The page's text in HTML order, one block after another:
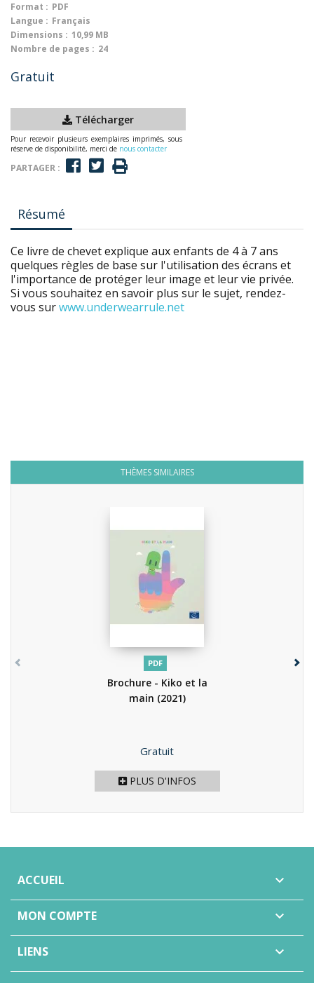
Format : PDF
Langue : Français
Dimensions : 10,99 MB
Nombre de pages : 24
Gratuit
Télécharger
Pour recevoir plusieurs exemplaires imprimés, sous
réserve de disponibilité, merci de nous contacter
PARTAGER :
Résumé
Ce livre de chevet explique aux enfants de 4 à 7 ans
quelques règles de base sur l'utilisation des écrans et
l'importance de protéger leur image et leur vie privée.
Si vous souhaitez en savoir plus sur le sujet, rendez-
vous surwww.underwearrule.net
THÈMES SIMILAIRES
PDF
Brochure - Kiko et la
main (2021)
Prix
Gratuit
PLUS D'INFOS
ACCUEIL 
MON COMPTE 
LIENS 